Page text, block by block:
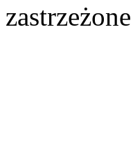
zastrzeżone